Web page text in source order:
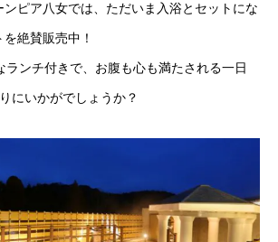
ンピア八女では、ただいま入浴とセットにな
絶賛販売中！
ランチ付きで、お腹も心も満たされる一日
にいかがでしょうか？